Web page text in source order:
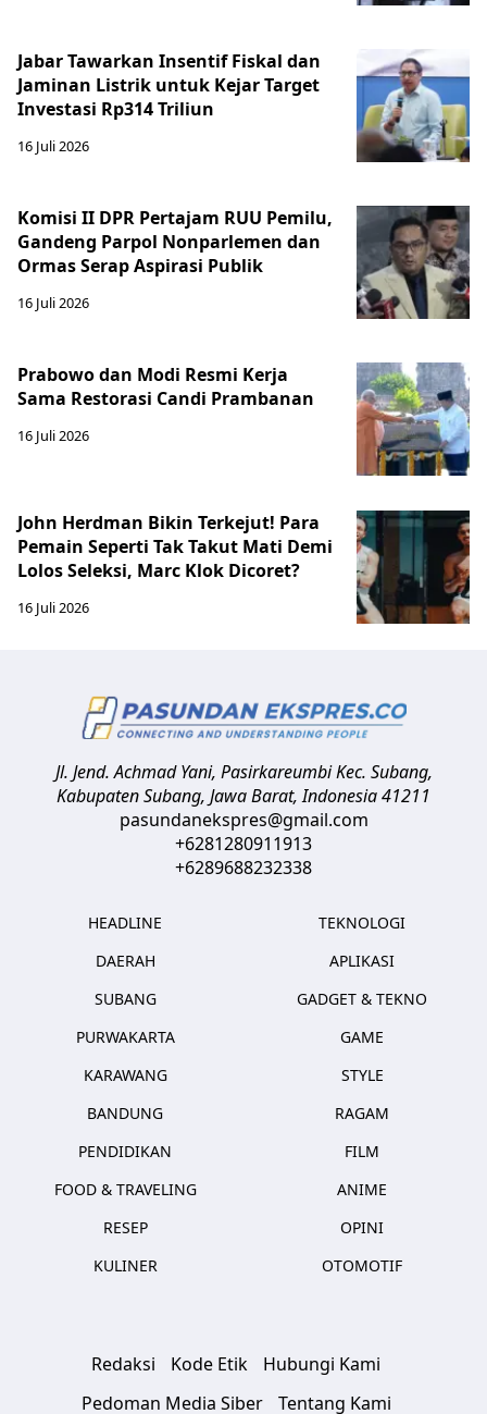
Jabar Tawarkan Insentif Fiskal dan
Jaminan Listrik untuk Kejar Target
Investasi Rp314 Triliun
16 Juli 2026
Komisi II DPR Pertajam RUU Pemilu,
Gandeng Parpol Nonparlemen dan
Ormas Serap Aspirasi Publik
16 Juli 2026
Prabowo dan Modi Resmi Kerja
Sama Restorasi Candi Prambanan
16 Juli 2026
John Herdman Bikin Terkejut! Para
Pemain Seperti Tak Takut Mati Demi
Lolos Seleksi, Marc Klok Dicoret?
16 Juli 2026
Jl. Jend. Achmad Yani, Pasirkareumbi Kec. Subang,
Kabupaten Subang, Jawa Barat,Indonesia41211
pasundanekspres@gmail.com
+6281280911913
+6289688232338
HEADLINE
DAERAH
SUBANG
PURWAKARTA
KARAWANG
BANDUNG
PENDIDIKAN
FOOD & TRAVELING
RESEP
KULINER
TEKNOLOGI
APLIKASI
GADGET & TEKNO
GAME
STYLE
RAGAM
FILM
ANIME
OPINI
OTOMOTIF
Redaksi Kode Etik
Hubungi Kami
Pedoman Media Siber
Tentang Kami